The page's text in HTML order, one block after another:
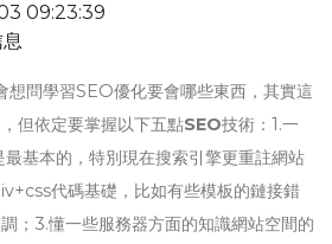
09:23:39
想問學習SEO優化要會哪些東西，其實這
但依定要掌握以下五點SEO技術：1.一
基本的，特別現在搜索引擎更重註網站
代碼基礎，比如有些模板的鏈接錯
；3.懂一些服務器方面的知識網站空間的